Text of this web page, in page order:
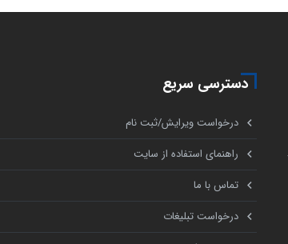
دسترسی سریع
درخواست ویرایش/ثبت نام
راهنمای استفاده از سایت
تماس با ما
درخواست تبلیغات